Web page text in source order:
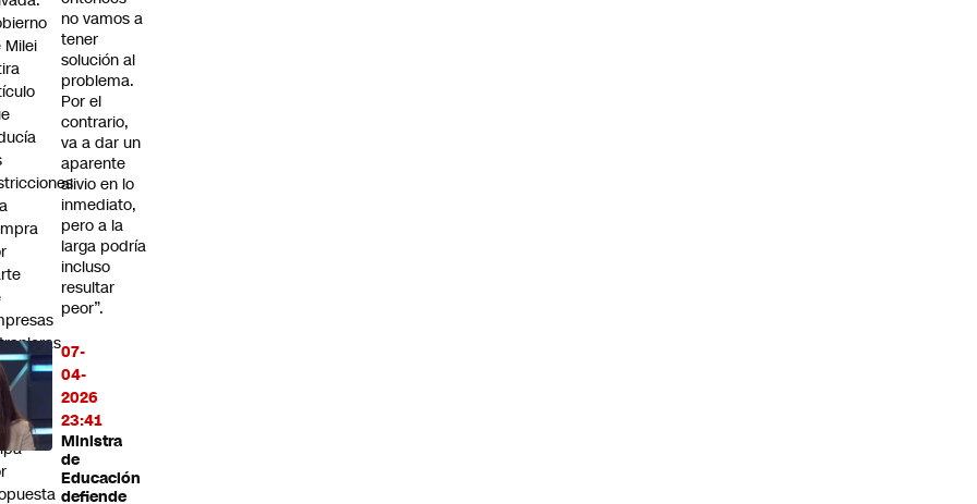
no vamos a
tener
solución al
problema.
Por el
contrario,
va a dar un
aparente
alivio en lo
inmediato,
pero a la
larga podría
incluso
resultar
peor”.
07-
04-
2026
23:41
Ministra
de
Educación
defiende
Milei